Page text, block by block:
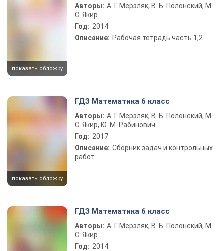
показать обложку
Авторы: А. Г. Мерзляк, В. Б. Полонский, М.
С. Якир
Год: 2014
Описание: Рабочая тетрадь часть 1,2
показать обложку
ГДЗ Математика 6 класс
Авторы: А. Г. Мерзляк, В. Б. Полонский, М.
С. Якир, Ю. М. Рабинович
Год: 2017
Описание: Сборник задач и контрольных
работ
ГДЗ Математика 6 класс
Авторы: А. Г. Мерзляк, В. Б. Полонский, М.
С. Якир
Год: 2014